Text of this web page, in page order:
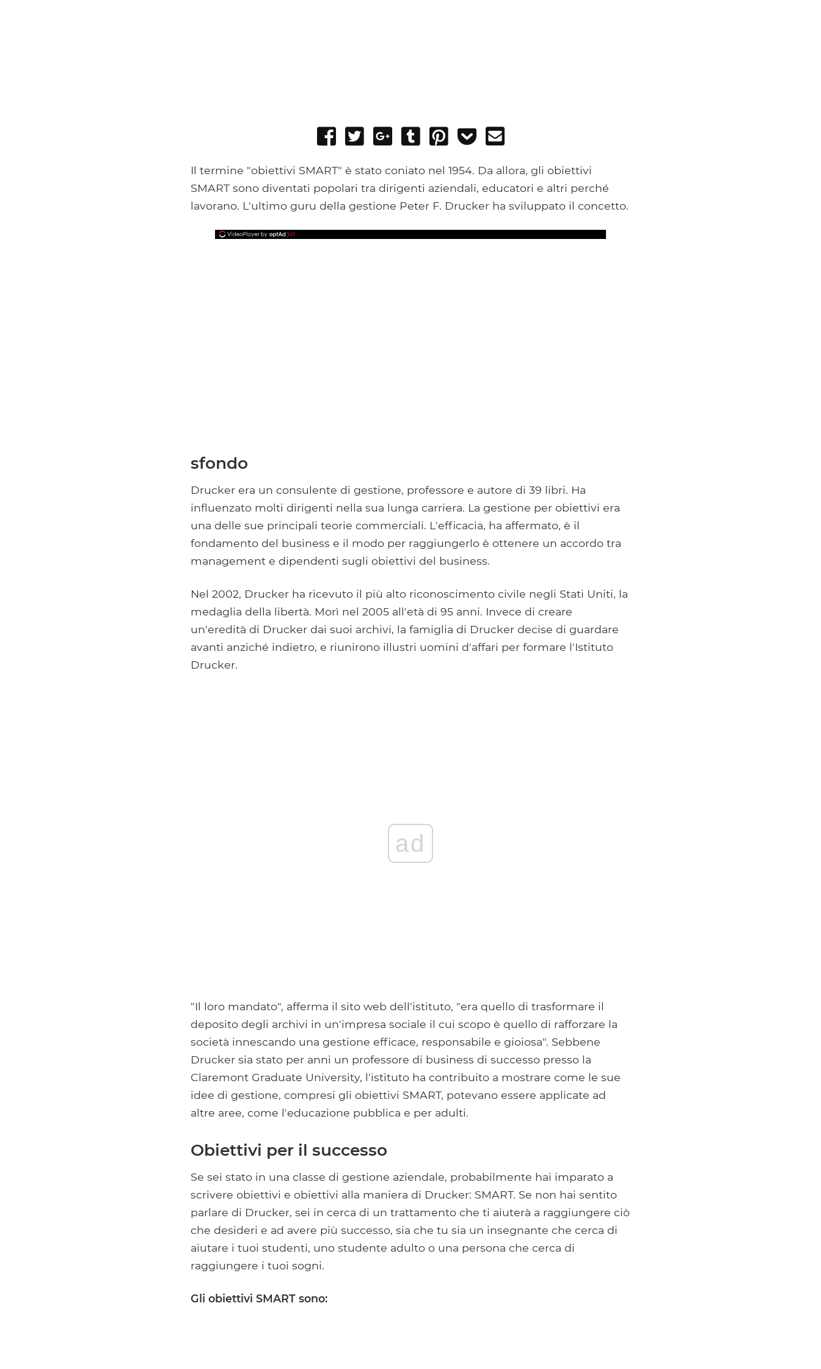
Share
Facebook
Tweet
Share
Google+
Post
Tumblr
Pin
Add
Pocket
Il termine "obiettivi SMART" è stato coniato nel 1954. Da allora, gli obiettivi
SMART sono diventati popolari tra dirigenti aziendali, educatori e altri perché
lavorano. L'ultimo guru della gestione Peter F. Drucker ha sviluppato il concetto.
sfondo
Drucker era un consulente di gestione, professore e autore di 39 libri. Ha
influenzato molti dirigenti nella sua lunga carriera. La gestione per obiettivi era
una delle sue principali teorie commerciali. L'efficacia, ha affermato, è il
fondamento del business e il modo per raggiungerlo è ottenere un accordo tra
management e dipendenti sugli obiettivi del business.
Nel 2002, Drucker ha ricevuto il più alto riconoscimento civile negli Stati Uniti, la
medaglia della libertà. Morì nel 2005 all'età di 95 anni. Invece di creare
un'eredità di Drucker dai suoi archivi, la famiglia di Drucker decise di guardare
avanti anziché indietro, e riunirono illustri uomini d'affari per formare l'Istituto
Drucker.
ad
"Il loro mandato", afferma il sito web dell'istituto, "era quello di trasformare il
deposito degli archivi in ​​un'impresa sociale il cui scopo è quello di rafforzare la
società innescando una gestione efficace, responsabile e gioiosa". Sebbene
Drucker sia stato per anni un professore di business di successo presso la
Claremont Graduate University, l'istituto ha contribuito a mostrare come le sue
idee di gestione, compresi gli obiettivi SMART, potevano essere applicate ad
altre aree, come l'educazione pubblica e per adulti.
Obiettivi per il successo
Se sei stato in una classe di gestione aziendale, probabilmente hai imparato a
scrivere obiettivi e obiettivi alla maniera di Drucker: SMART. Se non hai sentito
parlare di Drucker, sei in cerca di un trattamento che ti aiuterà a raggiungere ciò
che desideri e ad avere più successo, sia che tu sia un insegnante che cerca di
aiutare i tuoi studenti, uno studente adulto o una persona che cerca di
raggiungere i tuoi sogni.
Gli obiettivi SMART sono: